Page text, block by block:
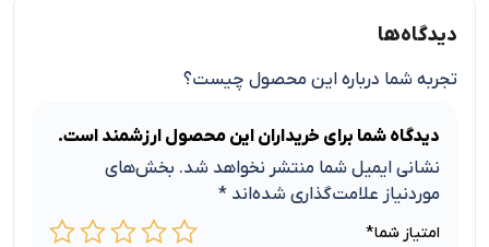
دیدگاه‌ها
تجربه شما درباره این محصول چیست؟
دیدگاه شما برای خریداران این محصول ارزشمند است.
نشانی ایمیل شما منتشر نخواهد شد. بخش‌های
موردنیاز علامت‌گذاری شده‌اند *
امتیاز شما*